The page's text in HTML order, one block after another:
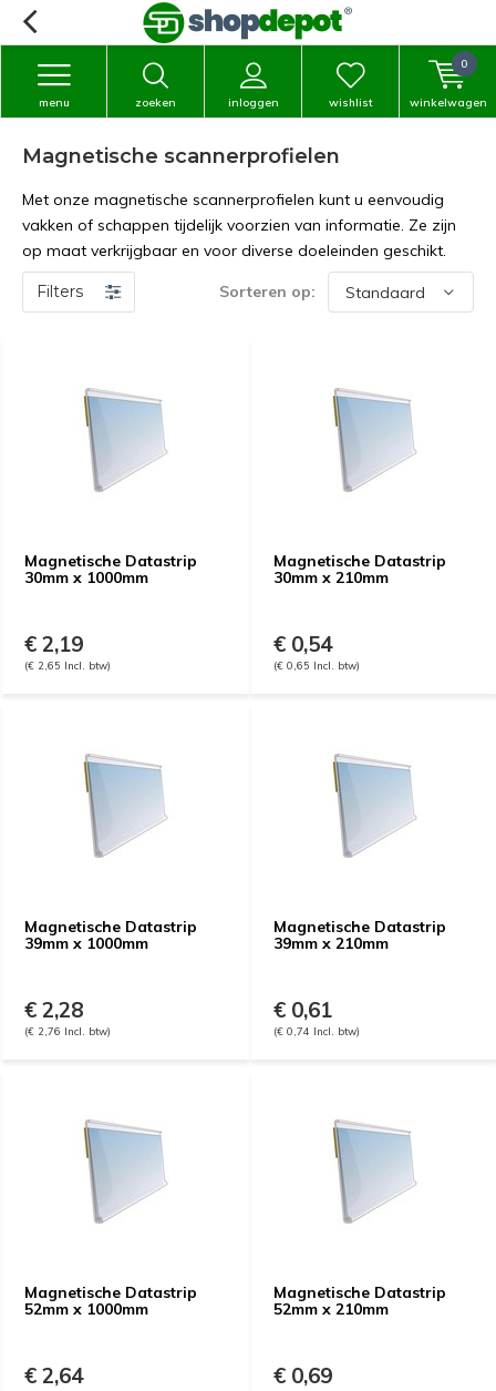
zoeken inloggen
menu wishlist winkelwagen
0
Magnetische scannerprofielen
Met onze magnetische scannerprofielen kunt u eenvoudig
vakken of schappen tijdelijk voorzien van informatie. Ze zijn
op maat verkrijgbaar en voor diverse doeleinden geschikt.
Filters Sorteren op:
Magnetische Datastrip
30mm x 1000mm
€ 2,19
(€ 2,65 Incl. btw)
Magnetische Datastrip
30mm x 210mm
€ 0,54
(€ 0,65 Incl. btw)
Magnetische Datastrip
39mm x 1000mm
€ 2,28
(€ 2,76 Incl. btw)
Magnetische Datastrip
39mm x 210mm
€ 0,61
(€ 0,74 Incl. btw)
Magnetische Datastrip
52mm x 1000mm
€ 2,64
Magnetische Datastrip
52mm x 210mm
€ 0,69